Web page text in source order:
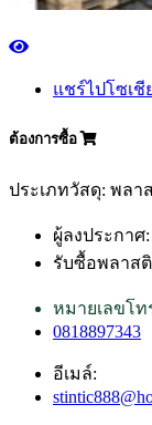
แชร์ไปโซเชี
ต้องการซื้อ
ประเภทวัสดุ: พลา
ผู้ลงประกาศ:
รับซื้อพลาสติ
หมายเลขโ
0818897343
อีเมล์: